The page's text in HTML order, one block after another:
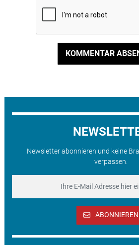
KOMMENTAR
Newsletter abonnieren und keine
verpassen.
ABONNIEREN